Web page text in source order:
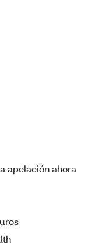
apelación ahora